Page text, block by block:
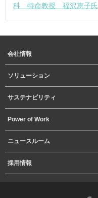
科 特命教授 福沢恵子氏
会社情報
ソリューション
サステナビリティ
Power of Work
ニュースルーム
採用情報